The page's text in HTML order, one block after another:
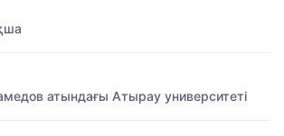
атындағы Атырау университеті